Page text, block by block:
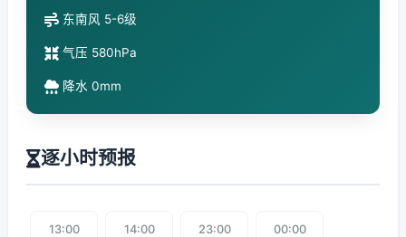
东南风 5-6级
气压 580hPa
降水 0mm
逐小时预报
13:00 14:00 23:00 00:00